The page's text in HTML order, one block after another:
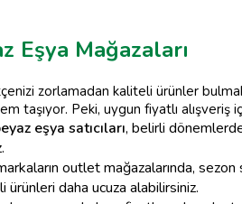
Eşya Mağazaları
zorlamadan kaliteli ürünler
taşıyor. Peki, uygun fiyatlı alışveriş
eşya satıcıları, belirli
outlet mağazalarında,
ürünleri daha ucuza alabilirsiniz.